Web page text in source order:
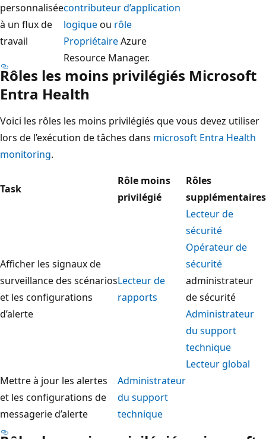
personnalisée
à un flux de
travail
contributeur d’application
logiqueou rôle
PropriétaireAzure
Resource Manager.
Rôles les moins privilégiés Microsoft
Entra Health
Voici les rôles les moins privilégiés que vous devez utiliser
lors de l’exécution de tâches dans microsoft Entra Health
monitoring.
Task
Rôle moins
privilégié
Rôles
supplémentaires
Afficher les signaux de
surveillance des scénarios
et les configurations
d’alerte
Lecteur de
rapports
Lecteur de
sécurité
Opérateur de
sécurité
administrateur
de sécurité
Administrateur
du support
technique
Lecteur global
Mettre à jour les alertes
et les configurations de
messagerie d’alerte
Administrateur
du support
technique